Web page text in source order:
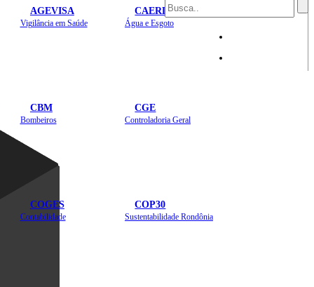
AGEVISA
Vigilância em Saúde
CAERD
Água e Esgoto
CBM
Bombeiros
CGE
Controladoria Geral
COGES
Contabilidade
COP30
Sustentabilidade Rondônia
Mapa do Site